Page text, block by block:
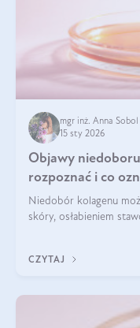
mgr inż. Anna Sobol
15 sty 2026
Objawy
rozpoznać i co
Niedobór kolagenu
skóry, osłabieniem
osłabienie włosów.
CZYTAJ